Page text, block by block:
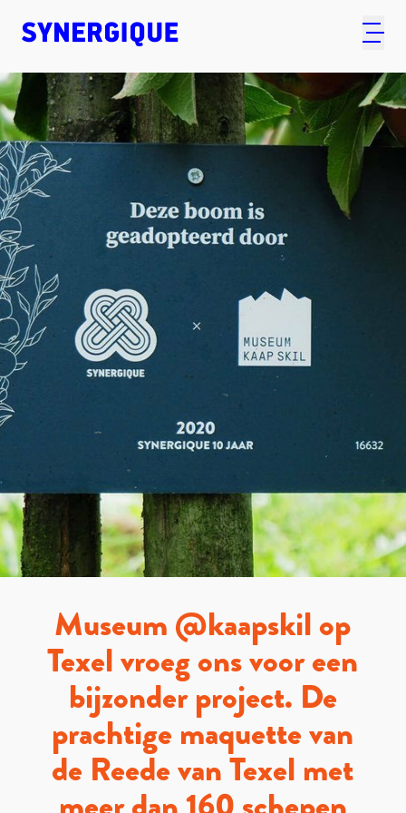
Museum @kaapskil op
Texel vroeg ons voor een
bijzonder project. De
prachtige maquette van
de Reede van Texel met